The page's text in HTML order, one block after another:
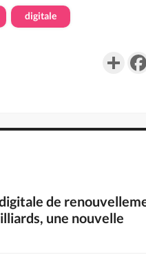
digitale
de
une nouvelle